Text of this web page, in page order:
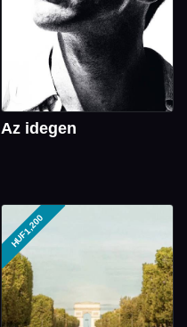
Az idegen
HUF1,200